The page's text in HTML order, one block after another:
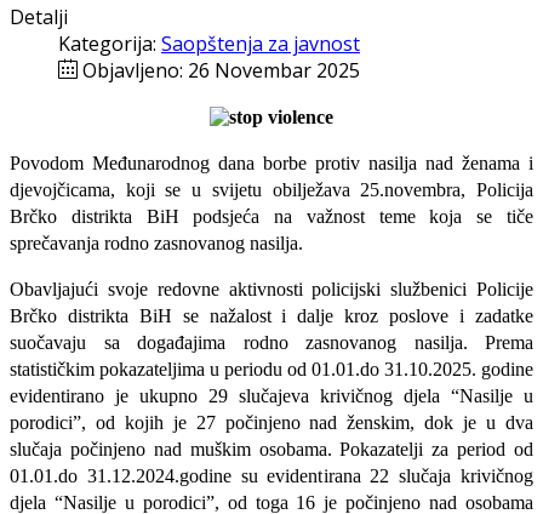
Detalji
Kategorija: Saopštenja za javnost
Objavljeno: 26 Novembar 2025
Povodom Međunarodnog dana borbe protiv nasilja nad ženama i
djevojčicama, koji se u svijetu obilježava 25.novembra, Policija
Brčko distrikta BiH podsjeća na važnost teme koja se tiče
sprečavanja rodno zasnovanog nasilja.
Obavljajući svoje redovne aktivnosti policijski službenici Policije
Brčko distrikta BiH se nažalost i dalje kroz poslove i zadatke
suočavaju sa događajima rodno zasnovanog nasilja. Prema
statističkim pokazateljima u periodu od 01.01.do 31.10.2025. godine
evidentirano je ukupno 29 slučajeva krivičnog djela “Nasilje u
porodici”, od kojih je 27 počinjeno nad ženskim, dok je u dva
slučaja počinjeno nad muškim osobama. Pokazatelji za period od
01.01.do 31.12.2024.godine su evidentirana 22 slučaja krivičnog
djela “Nasilje u porodici”, od toga 16 je počinjeno nad osobama